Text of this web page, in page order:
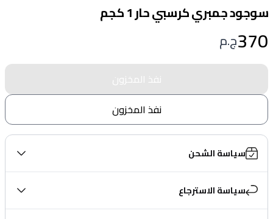
سوجود جمبري كرسبي حار 1 كجم
370ج.م
نفذ المخزون
نفذ المخزون
سياسة الشحن
سياسة الاسترجاع